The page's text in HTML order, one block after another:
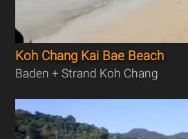
Koh Chang Kai Bae Beach
Baden + Strand Koh Chang